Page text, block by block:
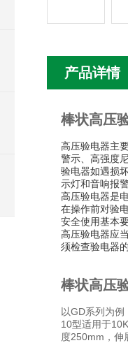
产品详情
棒状高压
高压验电器主
警示、高强度
验电器如遇损
示灯和音响报
高压验电器是
在操作前对验
安全使用基本
高压验电器应
须检查验电器
棒状高压
以GD系列为
10型适用于
度250mm，伸